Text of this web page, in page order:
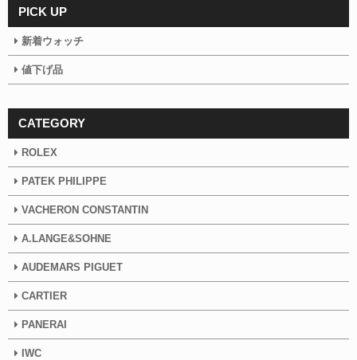
PICK UP
新着ウォッチ
値下げ品
CATEGORY
ROLEX
PATEK PHILIPPE
VACHERON CONSTANTIN
A.LANGE&SOHNE
AUDEMARS PIGUET
CARTIER
PANERAI
IWC